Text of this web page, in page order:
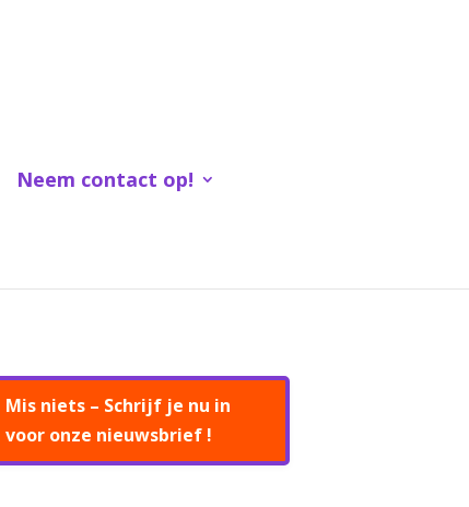
Neem contact op!
Mis niets – Schrijf je nu in
voor onze nieuwsbrief !